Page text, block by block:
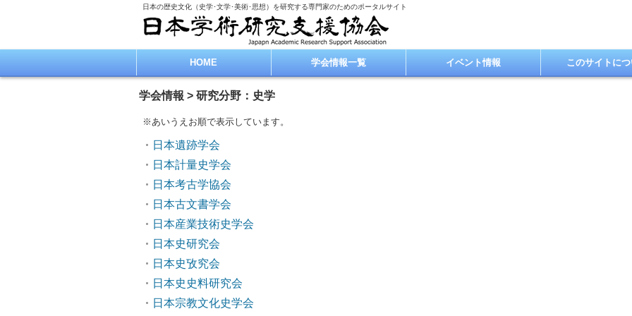
日本の歴史文化（史学･文学･美術･思想）を研究する専門家のためのポータルサイト
HOME 学会情報一覧 イベント情報 このサイトに
学会情報 > 研究分野：史学
※あいうえお順で表示しています。
日本遺跡学会
日本計量史学会
日本考古学協会
日本古文書学会
日本産業技術史学会
日本史研究会
日本史攷究会
日本史史料研究会
日本宗教文化史学会